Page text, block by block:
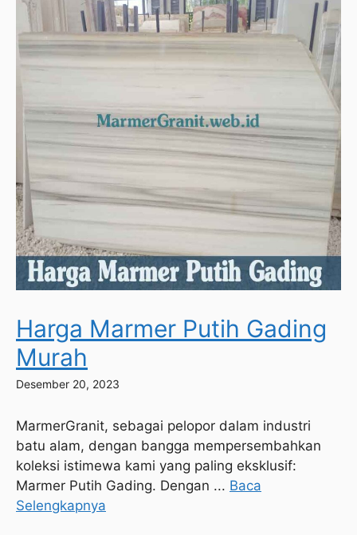
Harga Marmer Putih Gading
Murah
Desember 20, 2023
MarmerGranit, sebagai pelopor dalam industri
batu alam, dengan bangga mempersembahkan
koleksi istimewa kami yang paling eksklusif:
Marmer Putih Gading. Dengan ... Baca
Selengkapnya